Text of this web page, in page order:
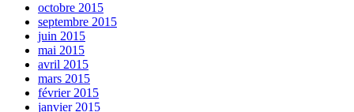
octobre 2015
septembre 2015
juin 2015
mai 2015
avril 2015
mars 2015
février 2015
janvier 2015